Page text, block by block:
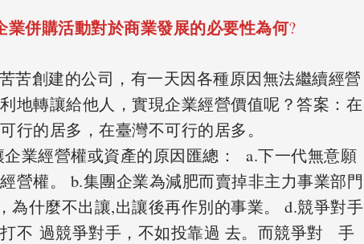
併購活動對於商業發展的必要性為何?
創建的公司，有一天因各種原因無法繼續經營
地轉讓給他人，實現企業經營價值呢？答案：在
行的居多，在臺灣不可行的居多。
經營權或資產的原因匯總：
a.下一代無意願
營權。 b.集團企業為減肥而賣掉非主力事業部門
為什麼不出讓,出讓後再作別的事業。 d.競爭對手
不 過競爭對手，不如投靠過 去。而競爭對 手